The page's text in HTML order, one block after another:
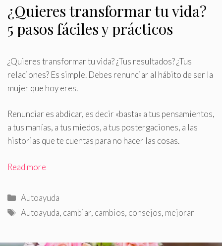
¿Quieres transformar tu vida?
5 pasos fáciles y prácticos
¿Quieres transformar tu vida? ¿Tus resultados? ¿Tus
relaciones? Es simple. Debes renunciar al hábito de ser la
mujer que hoy eres.
Renunciar es abdicar, es decir «basta» a tus pensamientos,
a tus manías, a tus miedos, a tus postergaciones, a las
historias que te cuentas para no hacer las cosas.
Read more
Categorías
Autoayuda
Etiquetas
Autoayuda, cambiar, cambios, consejos, mejorar